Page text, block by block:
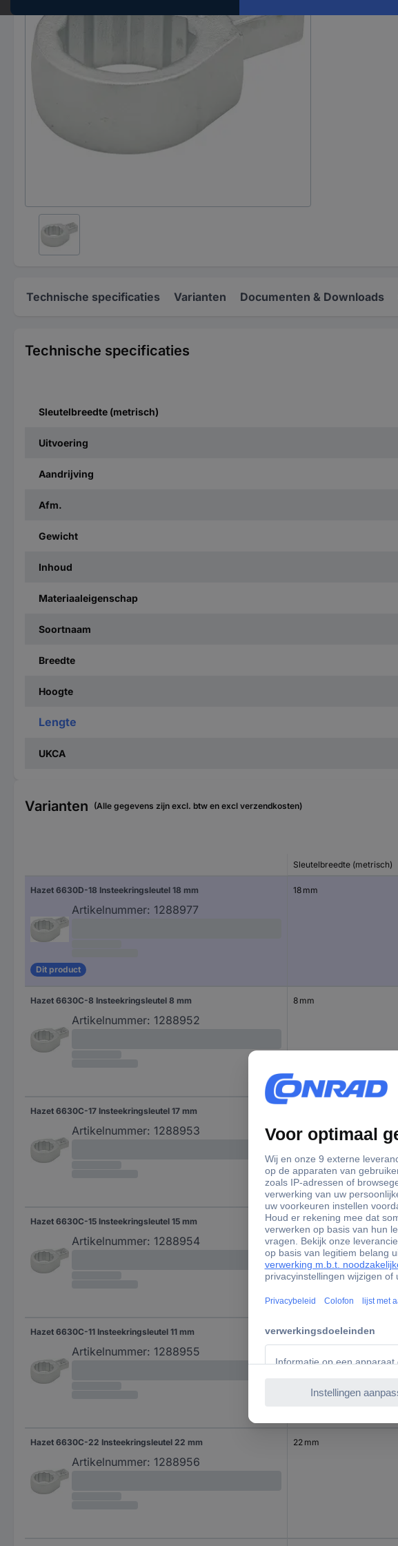
Technische specificaties Varianten Documenten & Downloads
Technische specificaties
Sleutelbreedte (metrisch)
Uitvoering
Aandrijving
Afm.
Gewicht
Inhoud
Materiaaleigenschap
Soortnaam
Breedte
Hoogte
Lengte
UKCA
Varianten (Alle gegevens zijn excl. btw en excl verzendkosten)
Sleutelbreedte (metrisch)
Hazet 6630D-18 Insteekringsleutel 18 mm
Artikelnummer: 1288977
Dit product
18 mm
Hazet 6630C-8 Insteekringsleutel 8 mm
Artikelnummer: 1288952
8 mm
Hazet 6630C-17 Insteekringsleutel 17 mm
Artikelnummer: 1288953
Hazet 6630C-15 Insteekringsleutel 15 mm
Artikelnummer: 1288954
15 mm
Hazet 6630C-11 Insteekringsleutel 11 mm
Artikelnummer: 1288955
11 mm
Hazet 6630C-22 Insteekringsleutel 22 mm
Artikelnummer: 1288956
22 mm